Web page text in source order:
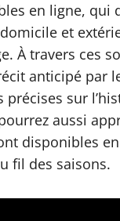
en ligne,
et
À travers ces
anticipé par
précises sur
aussi
disponibles
fil des saisons.